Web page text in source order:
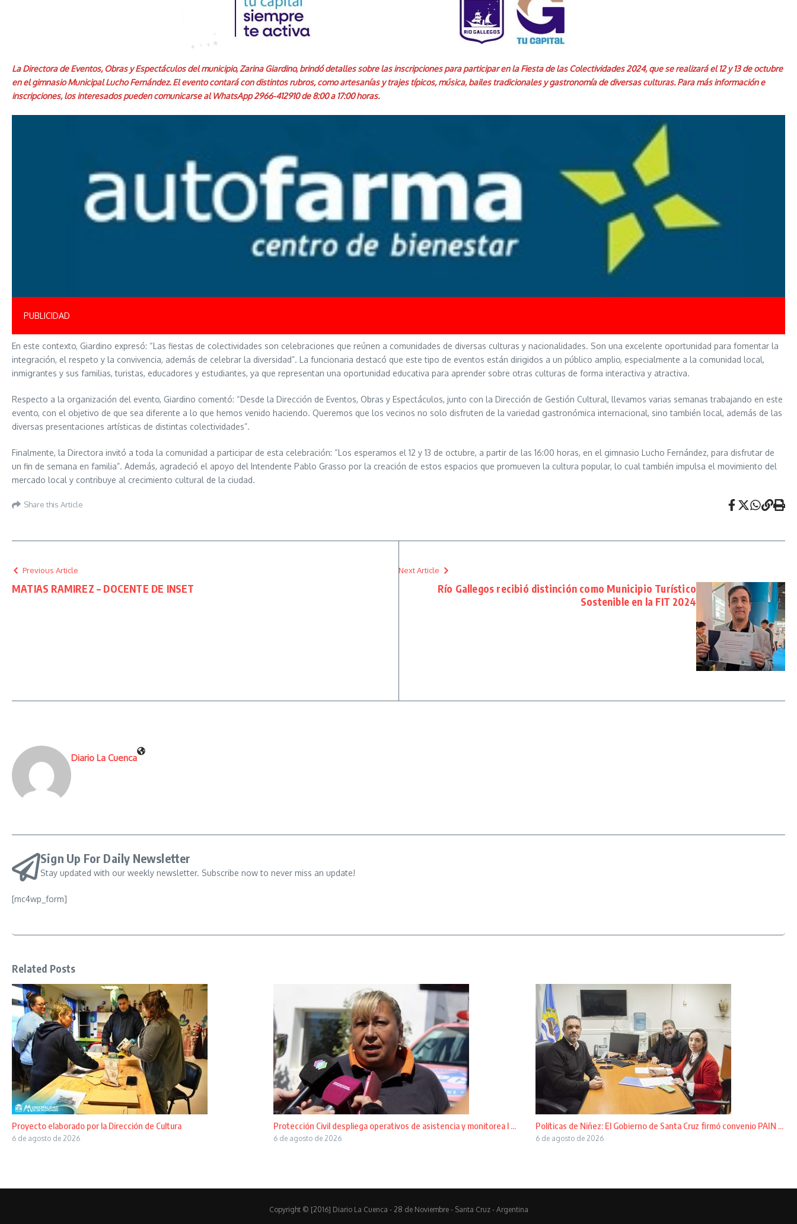
La Directora de Eventos, Obras y Espectáculos del municipio, Zarina Giardino, brindó detalles sobre las inscripciones para participar en la Fiesta de las Colectividades 2024, que se realizará el 12 y 13 de octubre
en el gimnasio Municipal Lucho Fernández. El evento contará con distintos rubros, como artesanías y trajes típicos, música, bailes tradicionales y gastronomía de diversas culturas. Para más información e
inscripciones, los interesados pueden comunicarse al WhatsApp 2966-412910 de 8:00 a 17:00 horas.
PUBLICIDAD
En este contexto, Giardino expresó: “Las fiestas de colectividades son celebraciones que reúnen a comunidades de diversas culturas y nacionalidades. Son una excelente oportunidad para fomentar la
integración, el respeto y la convivencia, además de celebrar la diversidad”. La funcionaria destacó que este tipo de eventos están dirigidos a un público amplio, especialmente a la comunidad local,
inmigrantes y sus familias, turistas, educadores y estudiantes, ya que representan una oportunidad educativa para aprender sobre otras culturas de forma interactiva y atractiva.
Respecto a la organización del evento, Giardino comentó: “Desde la Dirección de Eventos, Obras y Espectáculos, junto con la Dirección de Gestión Cultural, llevamos varias semanas trabajando en este
evento, con el objetivo de que sea diferente a lo que hemos venido haciendo. Queremos que los vecinos no solo disfruten de la variedad gastronómica internacional, sino también local, además de las
diversas presentaciones artísticas de distintas colectividades”.
Finalmente, la Directora invitó a toda la comunidad a participar de esta celebración: “Los esperamos el 12 y 13 de octubre, a partir de las 16:00 horas, en el gimnasio Lucho Fernández, para disfrutar de
un fin de semana en familia”. Además, agradeció el apoyo del Intendente Pablo Grasso por la creación de estos espacios que promueven la cultura popular, lo cual también impulsa el movimiento del
mercado local y contribuye al crecimiento cultural de la ciudad.
Share this Article
Previous Article
MATIAS RAMIREZ – DOCENTE DE INSET
Next Article
Río Gallegos recibió distinción como Municipio Turístico
Sostenible en la FIT 2024
Diario La Cuenca
Sign Up For Daily Newsletter
Stay updated with our weekly newsletter. Subscribe now to never miss an update!
[mc4wp_form]
Related Posts
Proyecto elaborado por la Dirección de Cultura
6 de agosto de 2026
Protección Civil despliega operativos de asistencia y monitorea l ...
6 de agosto de 2026
Políticas de Niñez: El Gobierno de Santa Cruz firmó convenio PAIN ...
6 de agosto de 2026
Copyright © [2016] Diario La Cuenca - 28 de Noviembre - Santa Cruz - Argentina